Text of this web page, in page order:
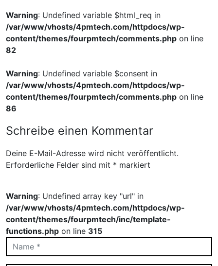
Warning: Undefined variable $html_req in
/var/www/vhosts/4pmtech.com/httpdocs/wp-
content/themes/fourpmtech/comments.php on line
82
Warning: Undefined variable $consent in
/var/www/vhosts/4pmtech.com/httpdocs/wp-
content/themes/fourpmtech/comments.php on line
86
Schreibe einen Kommentar
Deine E-Mail-Adresse wird nicht veröffentlicht.
Erforderliche Felder sind mit * markiert
Warning: Undefined array key "url" in
/var/www/vhosts/4pmtech.com/httpdocs/wp-
content/themes/fourpmtech/inc/template-
functions.php on line 315